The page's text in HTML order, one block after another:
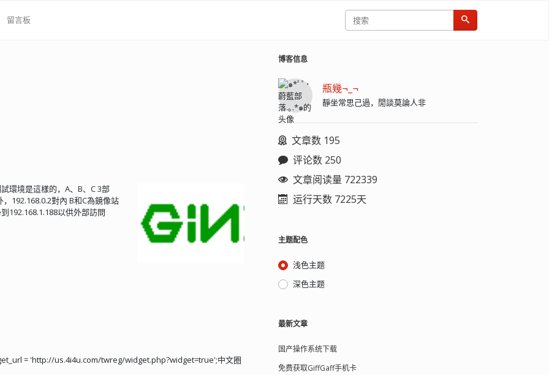
留言板
環境是這樣的，A、B、C 3部
192.168.0.2對內 B和C為鏡像站
192.168.1.188以供外部訪問
= 'http://us.4i4u.com/twreg/widget.php?widget=true';中文圈
博客信息
瓶幾¬_¬
靜坐常思己過，閒談莫論人非
文章数 195
评论数 250
文章阅读量 722339
运行天数 7225天
主题配色
浅色主题
深色主题
最新文章
国产操作系统下载
免费获取GiffGaff手机卡